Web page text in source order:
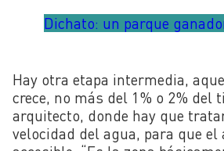
Dichato: un parque
Hay otra etapa intermedia,
crece, no más del 1% o 2% del
arquitecto, donde hay que
velocidad del agua, para que el